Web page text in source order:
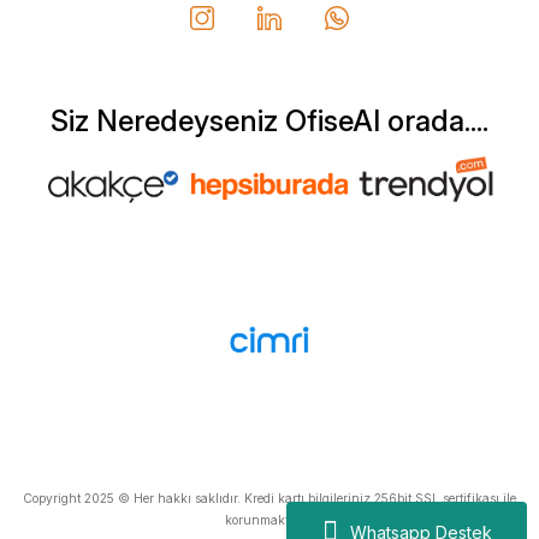
Whatsapp Destek
Siz Neredeyseniz OfiseAl orada....
Copyright 2025 © Her hakkı saklıdır. Kredi kartı bilgileriniz 256bit SSL sertifikası ile
korunmaktadır.